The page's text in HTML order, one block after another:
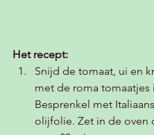
Het recept:
Snijd de tomaat, ui en
met de roma tomaatjes
Besprenkel met
olijfolie. Zet in de oven